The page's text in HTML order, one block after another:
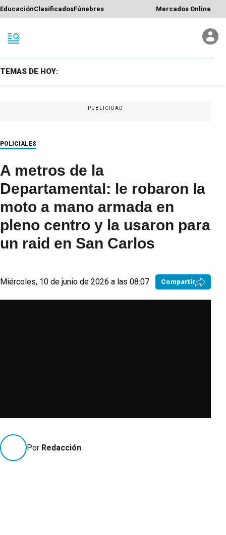
EducaciónClasificadosFúnebres Mercados Online
TEMAS DE HOY:
PUBLICIDAD
POLICIALES
A metros de la
Departamental: le robaron la
moto a mano armada en
pleno centro y la usaron para
un raid en San Carlos
Miércoles, 10 de junio de 2026 a las 08:07 Compartir
Por Redacción